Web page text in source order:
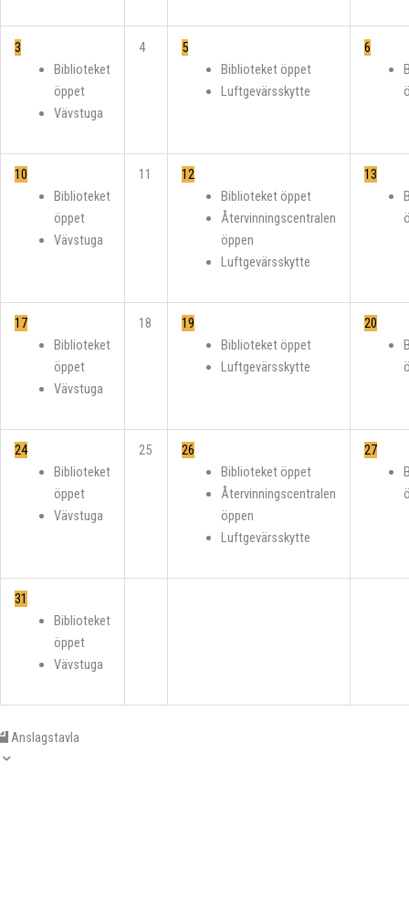
3
Biblioteket
öppet
Vävstuga
4
5
Biblioteket öppet
Luftgevärsskytte
6
10
Biblioteket
öppet
Vävstuga
11
12
Biblioteket öppet
Återvinningscentralen
öppen
Luftgevärsskytte
13
17
Biblioteket
öppet
Vävstuga
18
19
Biblioteket öppet
Luftgevärsskytte
20
24
Biblioteket
öppet
Vävstuga
25
26
Biblioteket öppet
Återvinningscentralen
öppen
Luftgevärsskytte
27
31
Biblioteket
öppet
Vävstuga
Anslagstavla